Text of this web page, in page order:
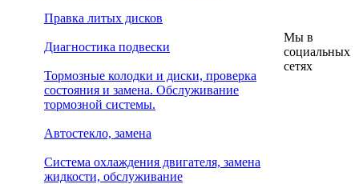
Правка литых дисков
Диагностика подвески
Тормозные колодки и диски, проверка
состояния и замена. Обслуживание
тормозной системы.
Автостекло, замена
Система охлаждения двигателя, замена
жидкости, обслуживание
Мы в
социальных
сетях